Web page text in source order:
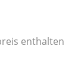
enthalten